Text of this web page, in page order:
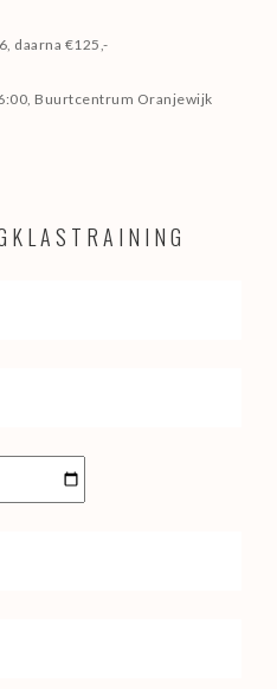
daarna €125,-
Buurtcentrum Oranjewijk